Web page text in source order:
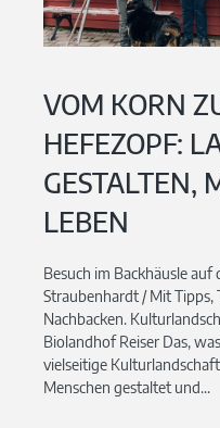
VOM KORN
HEFEZOPF:
GESTALTEN,
LEBEN
Besuch im Backhäusle
Straubenhardt / Mit Tipps,
Nachbacken.
Biolandhof Reiser Das,
vielseitige
Menschen gestaltet und...